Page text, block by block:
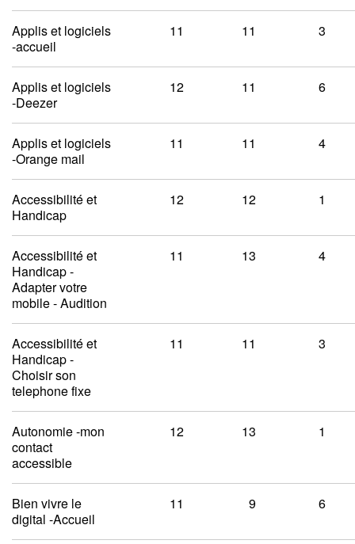
Applis et logiciels
-accueil
11 11 3
Applis et logiciels
-Deezer
12 11 6
Applis et logiciels
-Orange mail
11 11 4
Accessibilité et
Handicap
12 12 1
Accessibilité et
Handicap -
Adapter votre
mobile - Audition
11 13 4
Accessibilité et
Handicap -
Choisir son
telephone fixe
11 11 3
Autonomie -mon
contact
accessible
12 13 1
Bien vivre le
digital -Accueil
11 9 6